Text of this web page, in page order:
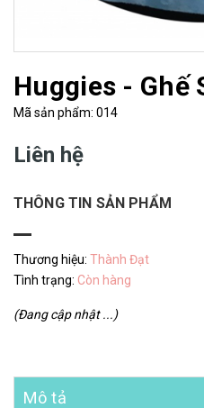
Huggies - Ghế
Mã sản phẩm: 014
Liên hệ
THÔNG TIN SẢN PHẨM
Thương hiệu: Thành Đạt
Tình trạng: Còn hàng
(Đang cập nhật ...)
Mô tả